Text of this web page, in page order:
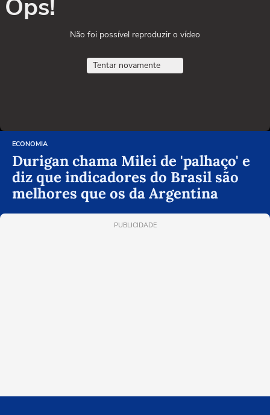
Ops!
Não foi possível reproduzir o vídeo
Tentar novamente
ECONOMIA
Durigan chama Milei de 'palhaço' e
diz que indicadores do Brasil são
melhores que os da Argentina
PUBLICIDADE